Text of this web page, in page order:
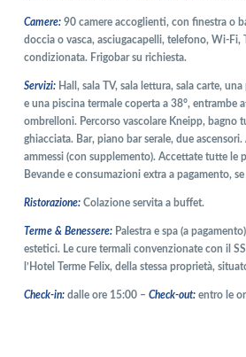
Camere: 90 camere accoglienti, con finestra o
doccia o vasca, asciugacapelli, telefono, Wi-Fi,
condizionata. Frigobar su richiesta.
Servizi: Hall, sala TV, sala lettura, sala carte,
e una piscina termale coperta a 38°, entrambe
ombrelloni. Percorso vascolare Kneipp, bagno
ghiacciata. Bar, piano bar serale, due
ammessi (con supplemento). Accettate tutte le
Bevande e consumazioni extra a pagamento,
Ristorazione: Colazione servita a buffet.
Terme & Benessere: Palestra e spa (a
estetici. Le cure termali convenzionate con il
l’Hotel Terme Felix, della stessa proprietà,
Check-in: dalle ore 15:00 – Check-out: entro le